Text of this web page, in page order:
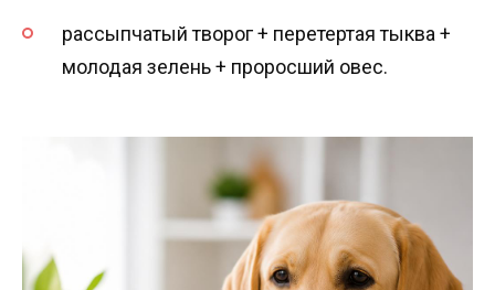
рассыпчатый творог + перетертая тыква +
молодая зелень + проросший овес.